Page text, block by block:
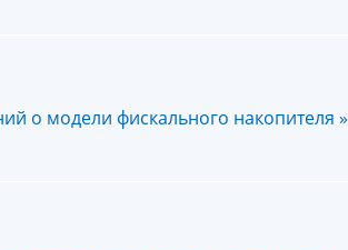
о модели фискального накопителя »